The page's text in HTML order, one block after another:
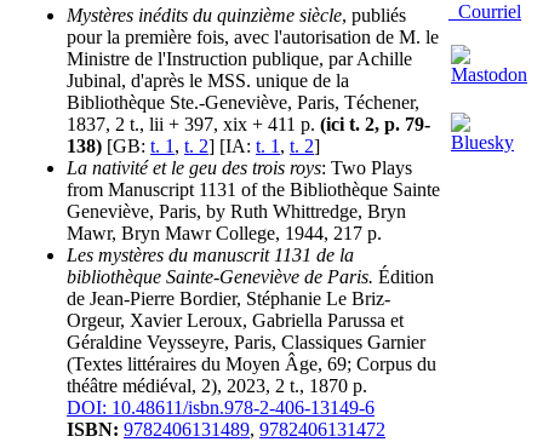
Mystères inédits du quinzième siècle, publiés
pour la première fois, avec l'autorisation de M. le
Ministre de l'Instruction publique, par Achille
Jubinal, d'après le MSS. unique de la
Bibliothèque Ste.-Geneviève, Paris, Téchener,
1837, 2 t., lii + 397, xix + 411 p. (ici t. 2, p. 79-
138) [GB: t. 1 , t. 2] [IA: t. 1 , t. 2]
La nativité et le geu des trois roys: Two Plays
from Manuscript 1131 of the Bibliothèque Sainte
Geneviève, Paris, by Ruth Whittredge, Bryn
Mawr, Bryn Mawr College, 1944, 217 p.
Les mystères du manuscrit 1131 de la
bibliothèque Sainte-Geneviève de Paris. Édition
de Jean-Pierre Bordier, Stéphanie Le Briz-
Orgeur, Xavier Leroux, Gabriella Parussa et
Géraldine Veysseyre, Paris, Classiques Garnier
(Textes littéraires du Moyen Âge, 69; Corpus du
théâtre médiéval, 2), 2023, 2 t., 1870 p.
DOI: 10.48611/isbn.978-2-406-13149-6
ISBN: 9782406131489, 9782406131472
Courriel